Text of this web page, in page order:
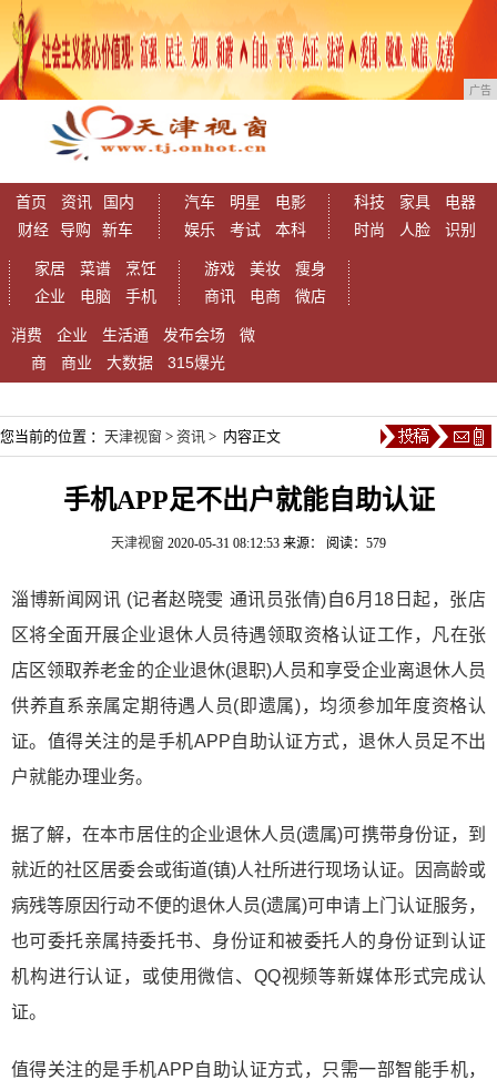
广告
首页 资讯
国内
财经
导购 新车
汽车 明星
电影
娱乐
考试 本科
科技 家具
电器
时尚
人脸 识别
家居 菜谱
烹饪
企业
电脑 手机
游戏 美妆
瘦身
商讯
电商 微店
消费 企业 生活通 发布会场
微
商
商业 大数据 315爆光
您当前的位置 ： 天津视窗 > 资讯 > 内容正文
手机APP足不出户就能自助认证
天津视窗 2020-05-31 08:12:53 来源： 阅读：579
淄博新闻网讯 (记者赵晓雯 通讯员张倩)自6月18日起，张店
区将全面开展企业退休人员待遇领取资格认证工作，凡在张
店区领取养老金的企业退休(退职)人员和享受企业离退休人员
供养直系亲属定期待遇人员(即遗属)，均须参加年度资格认
证。值得关注的是手机APP自助认证方式，退休人员足不出
户就能办理业务。
据了解，在本市居住的企业退休人员(遗属)可携带身份证，到
就近的社区居委会或街道(镇)人社所进行现场认证。因高龄或
病残等原因行动不便的退休人员(遗属)可申请上门认证服务，
也可委托亲属持委托书、身份证和被委托人的身份证到认证
机构进行认证，或使用微信、QQ视频等新媒体形式完成认
证。
值得关注的是手机APP自助认证方式，只需一部智能手机，